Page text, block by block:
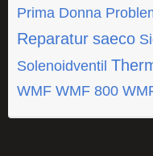
Prima Donna
Reparatur saeco
Solenoidventil
WMF WMF 800